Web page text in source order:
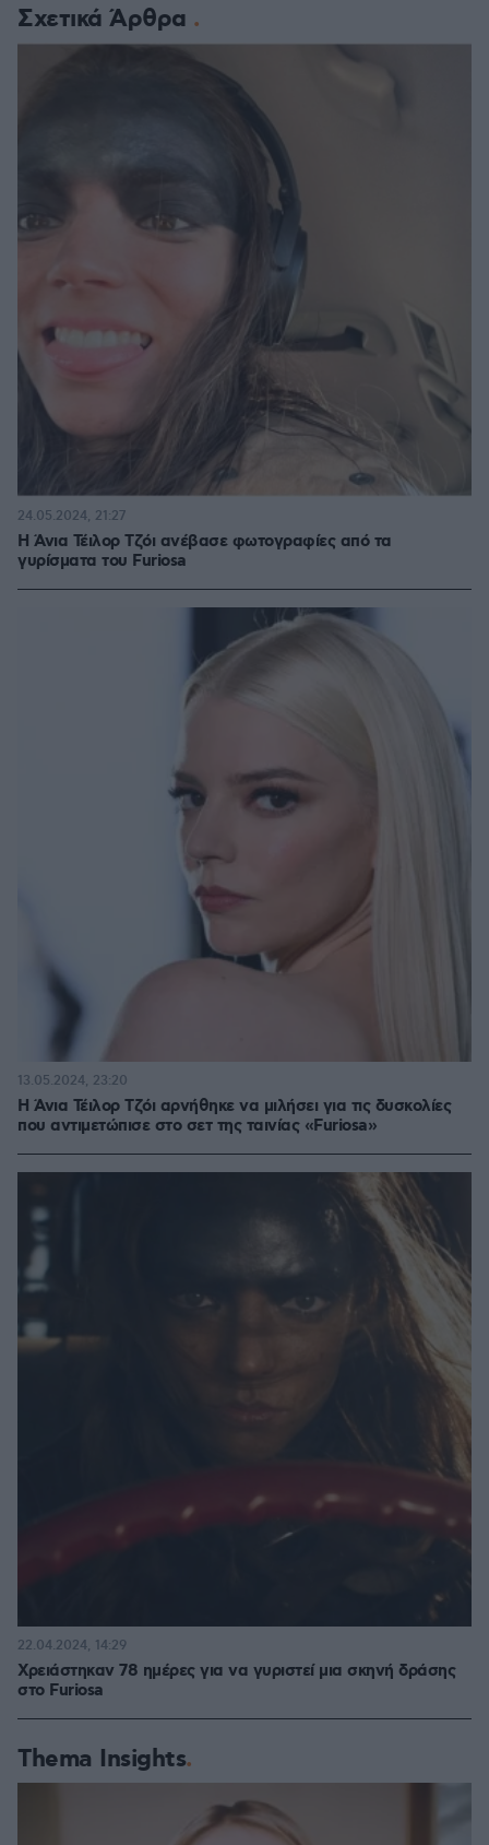
Σχετικά Άρθρα
Η Άνια Τέιλορ Τζόι ανέβασε φωτογραφίες από τα
γυρίσματα του Furiosa
24.05.2024, 21:27
Η Άνια Τέιλορ Τζόι αρνήθηκε να μιλήσει για τις δυσκολίες
που αντιμετώπισε στο σετ της ταινίας «Furiosa»
13.05.2024, 23:20
Χρειάστηκαν 78 ημέρες για να γυριστεί μια σκηνή δράσης
στο Furiosa
22.04.2024, 14:29
Thema Insights